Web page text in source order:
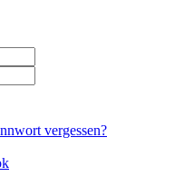
vergessen?